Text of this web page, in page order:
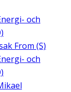
och
From (S)
och